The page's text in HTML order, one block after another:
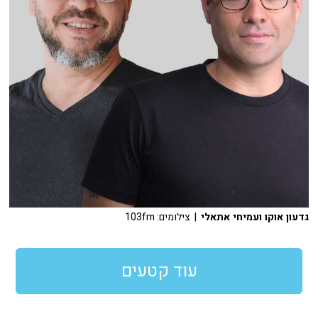
גדעון אוקו ועמיחי אתאלי | צילומים: 103fm
עוד קטעים